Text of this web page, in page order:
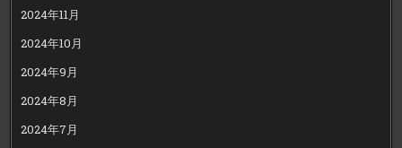
2024年11月
2024年10月
2024年9月
2024年8月
2024年7月